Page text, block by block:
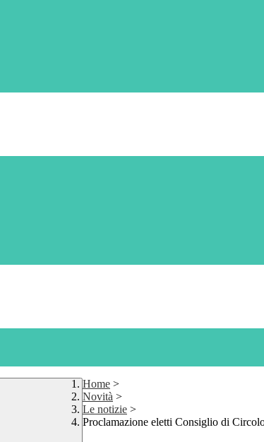
Home >
Novità >
Le notizie >
Proclamazione eletti Consiglio di